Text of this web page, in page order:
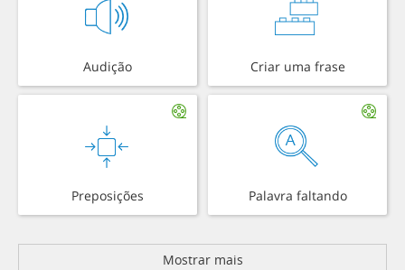
Audição Criar uma frase
Preposições Palavra faltando
Mostrar mais